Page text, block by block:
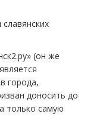
(он же
города,
доносить до
только самую